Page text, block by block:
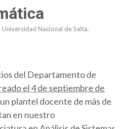
Nacional de Salta.
del Departamento de
el 4 de septiembre de
plantel docente de más de
en nuestro